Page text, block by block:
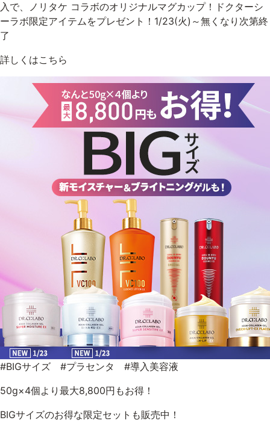
エンリッチ メディカリフトライン
モイスチャーライン
プロダクトライン TOP
くすみ
毛穴・キメ
敏感・肌あれ 日焼け
お悩みから探す TOP
トライアルキット
入で、ノリタケ コラボのオリジナルマグカップ！ドクターシ
ーラボ限定アイテムをプレゼント！1/23(火)～無くなり次第終
了
詳しくはこちら
#BIGサイズ #プラセンタ #導入美容液
50g×4個より最大8,800円もお得！
BIGサイズのお得な限定セットも販売中！